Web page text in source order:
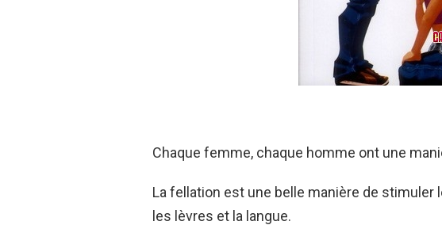
Chaque femme, chaque homme ont une
La fellation est une belle manière de stimuler
les lèvres et la langue.